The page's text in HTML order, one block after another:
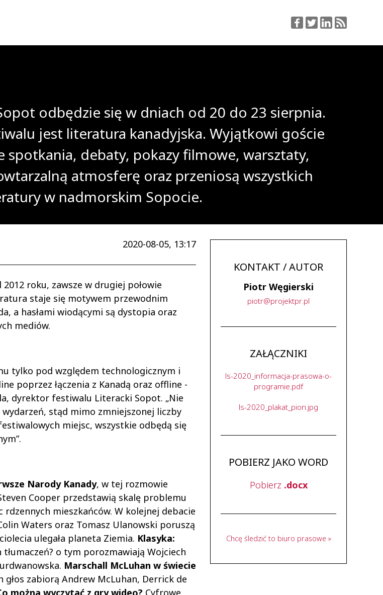
odbędzie się w dniach od 20 do 23 sierpnia.
jest literatura kanadyjska. Wyjątkowi goście
debaty, pokazy filmowe, warsztaty,
atmosferę oraz przeniosą wszystkich
w nadmorskim Sopocie.
2020-08-05, 13:17
roku, zawsze w drugiej połowie
staje się motywem przewodnim
a hasłami wiodącymi są dystopia oraz
mediów.
tylko pod względem technologicznym i
poprzez łączenia z Kanadą oraz offline -
dyrektor festiwalu Literacki Sopot. „Nie
stąd mimo zmniejszonej liczby
miejsc, wszystkie odbędą się
Narody Kanady, w tej rozmowie
Cooper przedstawią skalę problemu
mieszkańców. W kolejnej debacie
Waters oraz Tomasz Ulanowski poruszą
ulegała planeta Ziemia. Klasyka:
o tym porozmawiają Wojciech
Marschall McLuhan w świecie
głos zabiorą Andrew McLuhan, Derrick de
można wyczytać z gry wideo? Cyfrowe
KONTAKT / AUTOR
Piotr Węgierski
piotr@projektpr.pl
ZAŁĄCZNIKI
ls-2020_informacja-prasowa-o-
programie.pdf
ls-2020_plakat_pion.jpg
POBIERZ JAKO WORD
Pobierz .docx
Chcę śledzić to biuro prasowe »